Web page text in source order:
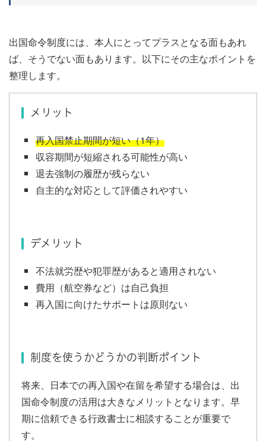
出国命令制度には、本人にとってプラスとなる面もあれ
ば、そうでない面もあります。以下にその主なポイントを
整理します。
メリット
再入国禁止期間が短い（1年）
収容期間が短縮される可能性が高い
退去強制の履歴が残らない
自主的な対応として評価されやすい
デメリット
不法就労歴や犯罪歴があると適用されない
費用（航空券など）は自己負担
再入国に向けたサポートは原則ない
制度を使うかどうかの判断ポイント
将来、日本での再入国や在留を希望する場合は、出
国命令制度の活用は大きなメリットとなります。早
期に信頼できる行政書士に相談することが重要で
す。